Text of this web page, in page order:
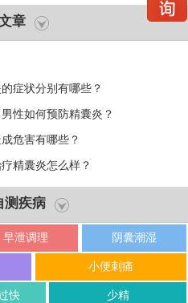
章
症状分别有哪些？
性如何预防精囊炎？
危害有哪些？
精囊炎怎么样？
测疾病
早泄调理 阴囊潮湿
小便刺痛
快 少精